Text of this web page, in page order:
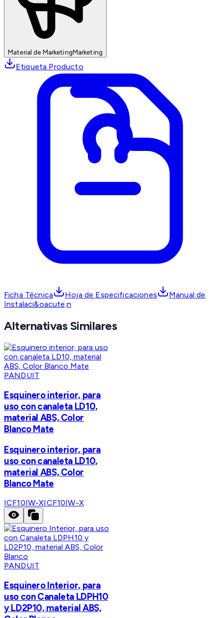
Material de MarketingMarketing
Etiqueta Producto
Ficha Técnica Hoja de Especificaciones
Manual de
Instalaci&oacute;n
Alternativas Similares
PANDUIT
Esquinero interior, para
uso con canaleta LD10,
material ABS, Color
Blanco Mate
Esquinero interior, para
uso con canaleta LD10,
material ABS, Color
Blanco Mate
ICF10IW-XICF10IW-X
PANDUIT
Esquinero Interior, para
uso con Canaleta LDPH10
y LD2P10, material ABS,